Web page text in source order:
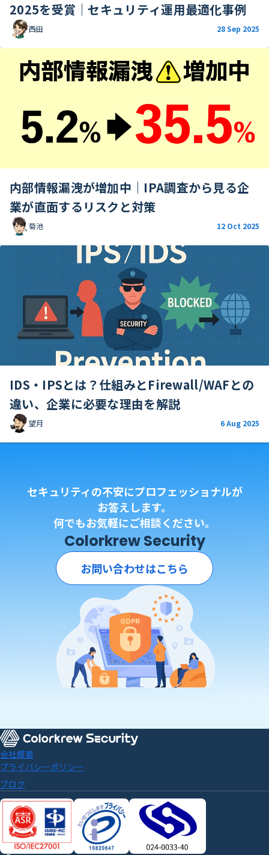
2025を受賞｜セキュリティ運用最適化事例
西田 28 Sep 2025
内部情報漏洩が増加中｜IPA調査から見る企
業が直面するリスクと対策
菊池 12 Oct 2025
IDS・IPSとは？仕組みとFirewall/WAFとの
違い、企業に必要な理由を解説
望月 6 Aug 2025
セキュリティの不安にプロフェッショナルが
お答えします。
何でもお気軽にご相談ください。
Colorkrew Security
お問い合わせはこちら
会社概要
プライバシーポリシー
ブログ